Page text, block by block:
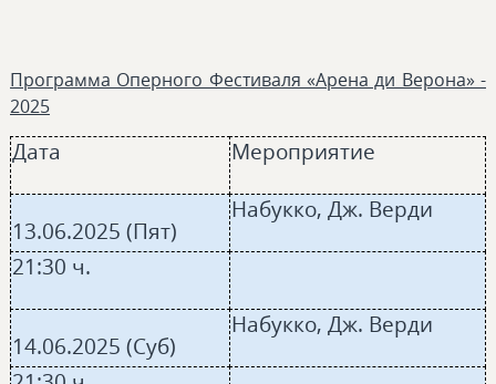
Программа Оперного Фестиваля «Арена ди Верона» -
2025
Дата Мероприятие
13.06.2025 (Пят)
Набукко, Дж. Верди
21:30 ч.
14.06.2025 (Суб)
Набукко, Дж. Верди